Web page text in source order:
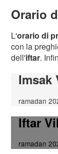
Orario
L'orario di
con la
dell'iftar.
Imsak
ramadan
Iftar
ramadan